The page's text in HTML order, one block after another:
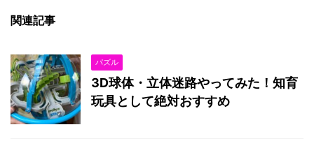
関連記事
パズル
3D球体・立体迷路やってみた！知育
玩具として絶対おすすめ